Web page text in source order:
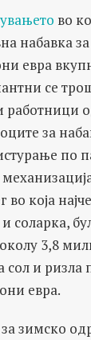
во
набавка
евра
се
работници
за
по
во која
соларка,
3,8
сол и ризла
евра.
зимско